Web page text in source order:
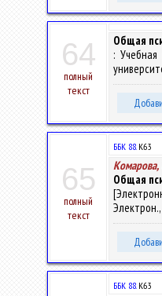
64
полный
текст
Общая
:
65
полный
текст
ББК 88.К63
Комарова,
Общая
ББК 88.К63